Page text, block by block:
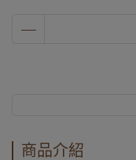
商品介紹